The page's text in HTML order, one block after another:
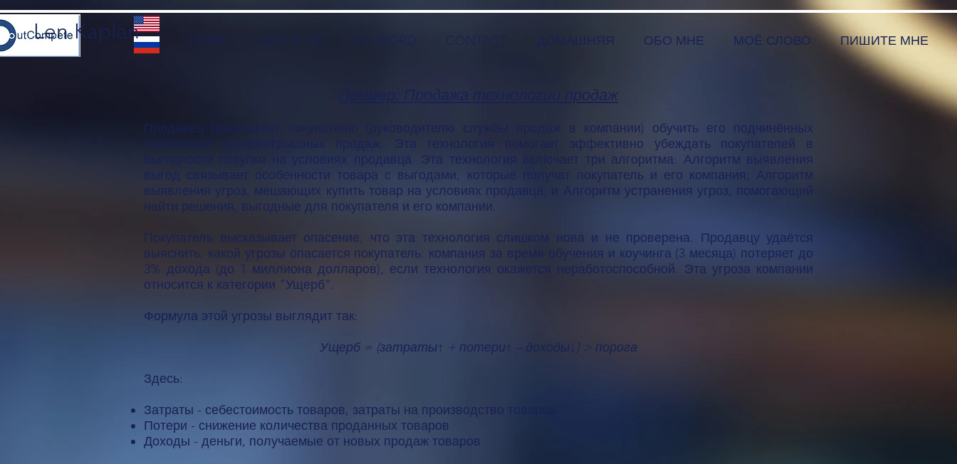
Len Kaplan HOME ABOUT ME MY WORD CONTACT ДОМАШНЯЯ ОБО МНЕ МОЁ СЛОВО ПИШИТЕ МНЕ
Пример: Продажа технологии продаж
Продавец предлагает покупателю (руководителю службы продаж в компании) обучить его подчинённых
технологии беспроигрышных продаж. Эта технология помогает эффективно убеждать покупателей в
выгодности покупки на условиях продавца. Эта технология включает три алгоритма: Алгоритм выявления
выгод связывает особенности товара с выгодами, которые получат покупатель и его компания; Алгоритм
выявления угроз, мешающих купить товар на условиях продавца; и Алгоритм устранения угроз, помогающий
найти решения, выгодные для покупателя и его компании.
Покупатель высказывает опасение, что эта технология слишком нова и не проверена. Продавцу удаётся
выяснить, какой угрозы опасается покупатель: компания за время обучения и коучинга (3 месяца) потеряет до
3% дохода (до 1 миллиона долларов), если технология окажется неработоспособной. Эта угроза компании
относится к категории "Ущерб".
Формула этой угрозы выглядит так:
Ущерб = (затраты↑ + потери↑ – доходы↓) > порога
Здесь:
Затраты - себестоимость товаров, затраты на производство товаров
Потери - снижение количества проданных товаров
Доходы - деньги, получаемые от новых продаж товаров